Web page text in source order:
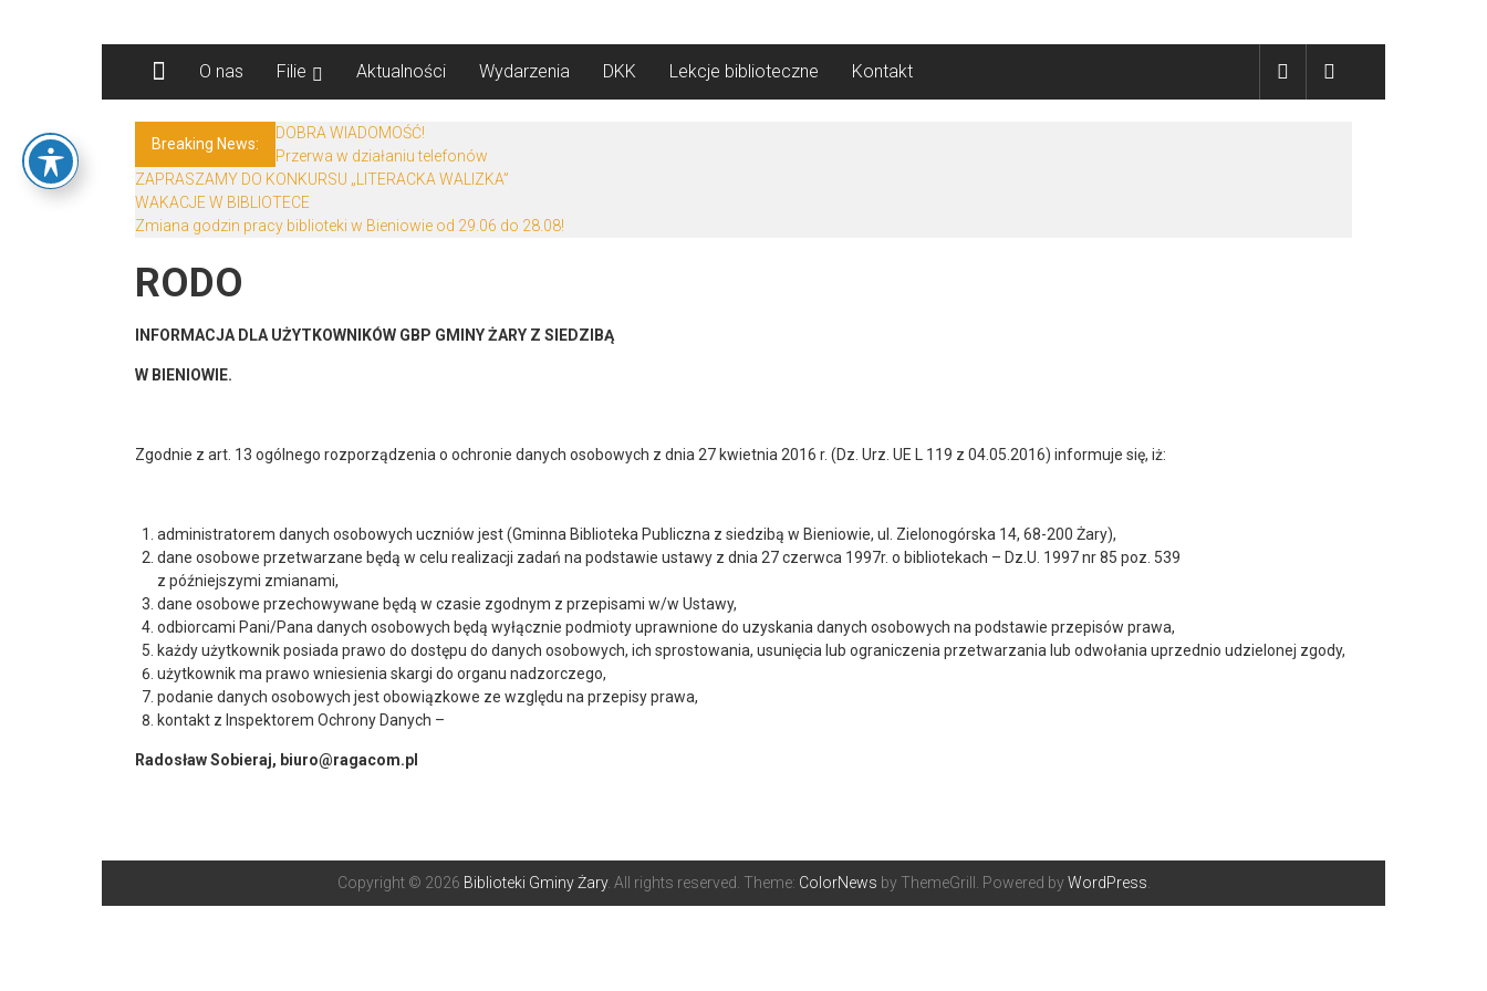
Biblioteki
Gminy
Żary
Biblioteki
Gminy
Żary
zespół
bibliotek
mieszczący
w
O nas Filie Aktualności Wydarzenia DKK Lekcje biblioteczne Kontakt
Breaking News:
DOBRA WIADOMOŚĆ!
Przerwa w działaniu telefonów
ZAPRASZAMY DO KONKURSU „LITERACKA WALIZKA”
WAKACJE W BIBLIOTECE
Zmiana godzin pracy biblioteki w Bieniowie od 29.06 do 28.08!
RODO
INFORMACJA DLA UŻYTKOWNIKÓW GBP GMINY ŻARY Z SIEDZIBĄ
W BIENIOWIE.
Zgodnie z art. 13 ogólnego rozporządzenia o ochronie danych osobowych z dnia 27 kwietnia 2016 r. (Dz. Urz. UE L 119 z 04.05.2016) informuje się, iż:
administratorem danych osobowych uczniów jest (Gminna Biblioteka Publiczna z siedzibą w Bieniowie, ul. Zielonogórska 14, 68-200 Żary),
dane osobowe przetwarzane będą w celu realizacji zadań na podstawie ustawy z dnia 27 czerwca 1997r. o bibliotekach – Dz.U. 1997 nr 85 poz. 539
z późniejszymi zmianami,
dane osobowe przechowywane będą w czasie zgodnym z przepisami w/w Ustawy,
odbiorcami Pani/Pana danych osobowych będą wyłącznie podmioty uprawnione do uzyskania danych osobowych na podstawie przepisów prawa,
każdy użytkownik posiada prawo do dostępu do danych osobowych, ich sprostowania, usunięcia lub ograniczenia przetwarzania lub odwołania uprzednio udzielonej zgody,
użytkownik ma prawo wniesienia skargi do organu nadzorczego,
podanie danych osobowych jest obowiązkowe ze względu na przepisy prawa,
kontakt z Inspektorem Ochrony Danych –
Radosław Sobieraj, biuro@ragacom.pl
Copyright © 2026 Biblioteki Gminy Żary. All rights reserved. Theme: ColorNews by ThemeGrill. Powered byWordPress